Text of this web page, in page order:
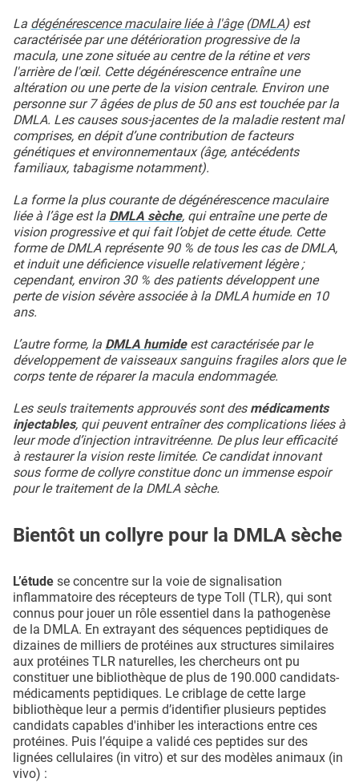
La dégénérescence maculaire liée à l'âge(DMLA) est
caractérisée par une détérioration progressive de la
macula, une zone située au centre de la rétine et vers
l'arrière de l'œil. Cette dégénérescence entraîne une
altération ou une perte de la vision centrale. Environ une
personne sur 7 âgées de plus de 50 ans est touchée par la
DMLA. Les causes sous-jacentes de la maladie restent mal
comprises, en dépit d’une contribution de facteurs
génétiques et environnementaux (âge, antécédents
familiaux, tabagisme notamment).
La forme la plus courante de dégénérescence maculaire
liée à l’âge est la DMLA sèche, qui entraîne une perte de
vision progressive et qui fait l’objet de cette étude. Cette
forme de DMLA représente 90 % de tous les cas de DMLA,
et induit une déficience visuelle relativement légère ;
cependant, environ 30 % des patients développent une
perte de vision sévère associée à la DMLA humide en 10
ans.
L’autre forme, la DMLA humideest caractérisée par le
développement de vaisseaux sanguins fragiles alors que le
corps tente de réparer la macula endommagée.
Les seuls traitements approuvés sont des médicaments
injectables, qui peuvent entraîner des complications liées à
leur mode d’injection intravitréenne. De plus leur efficacité
à restaurer la vision reste limitée. Ce candidat innovant
sous forme de collyre constitue donc un immense espoir
pour le traitement de la DMLA sèche.
Bientôt un collyre pour la DMLA sèche
L’étude se concentre sur la voie de signalisation
inflammatoire des récepteurs de type Toll (TLR), qui sont
connus pour jouer un rôle essentiel dans la pathogenèse
de la DMLA. En extrayant des séquences peptidiques de
dizaines de milliers de protéines aux structures similaires
aux protéines TLR naturelles, les chercheurs ont pu
constituer une bibliothèque de plus de 190.000 candidats-
médicaments peptidiques. Le criblage de cette large
bibliothèque leur a permis d’identifier plusieurs peptides
candidats capables d'inhiber les interactions entre ces
protéines. Puis l’équipe a validé ces peptides sur des
lignées cellulaires (in vitro) et sur des modèles animaux (in
vivo) :